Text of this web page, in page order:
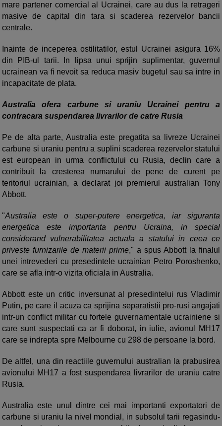
mare partener comercial al Ucrainei, care au dus la retrageri
masive de capital din tara si scaderea rezervelor bancii
centrale.
Inainte de inceperea ostilitatilor, estul Ucrainei asigura 16%
din PIB-ul tarii. In lipsa unui sprijin suplimentar, guvernul
ucrainean va fi nevoit sa reduca masiv bugetul sau sa intre in
incapacitate de plata.
Australia ofera carbune si uraniu Ucrainei pentru a
contracara suspendarea livrarilor de catre Rusia
Pe de alta parte, Australia este pregatita sa livreze Ucrainei
carbune si uraniu pentru a suplini scaderea rezervelor statului
est european in urma conflictului cu Rusia, declin care a
contribuit la cresterea numarului de pene de curent pe
teritoriul ucrainian, a declarat joi premierul australian Tony
Abbott.
"Australia este o super-putere energetica, iar siguranta
energetica este importanta pentru Ucraina, in special
considerand vulnerabilitatea actuala a statului in ceea ce
priveste furnizarile de materii prime," a spus Abbott la finalul
unei intrevederi cu presedintele ucrainian Petro Poroshenko,
care se afla intr-o vizita oficiala in Australia.
Abbott este un critic inversunat al presedintelui rus Vladimir
Putin, pe care il acuza ca sprijina separatistii pro-rusi angajati
intr-un conflict militar cu fortele guvernamentale ucrainiene si
care sunt suspectati ca ar fi doborat, in iulie, avionul MH17
care se indrepta spre Melbourne cu 298 de persoane la bord.
De altfel, una din reactiile guvernului australian la prabusirea
avionului MH17 a fost suspendarea livrarilor de uraniu catre
Rusia.
Australia este unul dintre cei mai importanti exportatori de
carbune si uraniu la nivel mondial, in subsolul tarii regasindu-